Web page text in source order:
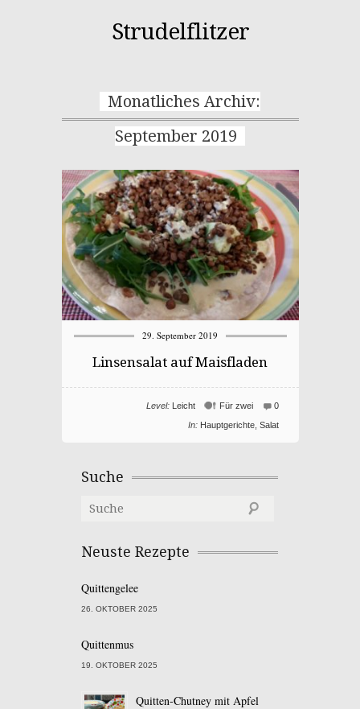
Strudelflitzer
Monatliches Archiv:
September 2019
29. September 2019
Linsensalat auf Maisfladen
0
Für zwei
Level: Leicht
In: Hauptgerichte, Salat
Suche
Neuste Rezepte
Quittengelee
26. OKTOBER 2025
Quittenmus
19. OKTOBER 2025
Quitten-Chutney mit Apfel